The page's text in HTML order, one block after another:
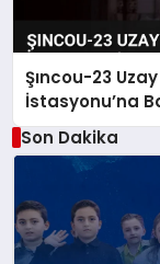
Şıncou-23
İstasyonu’na
Son Dakika